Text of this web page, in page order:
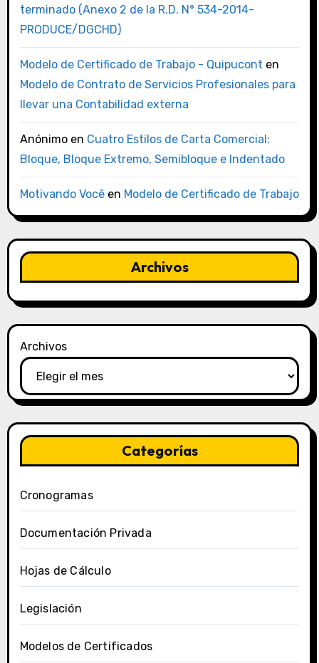
terminado (Anexo 2 de la R.D. N° 534-2014-
PRODUCE/DGCHD)
Modelo de Certificado de Trabajo - Quipucont en
Modelo de Contrato de Servicios Profesionales para
llevar una Contabilidad externa
Anónimoen Cuatro Estilos de Carta Comercial:
Bloque, Bloque Extremo, Semibloque e Indentado
Motivando Vocêen Modelo de Certificado de Trabajo
Archivos
Archivos
Categorías
Cronogramas
Documentación Privada
Hojas de Cálculo
Legislación
Modelos de Certificados